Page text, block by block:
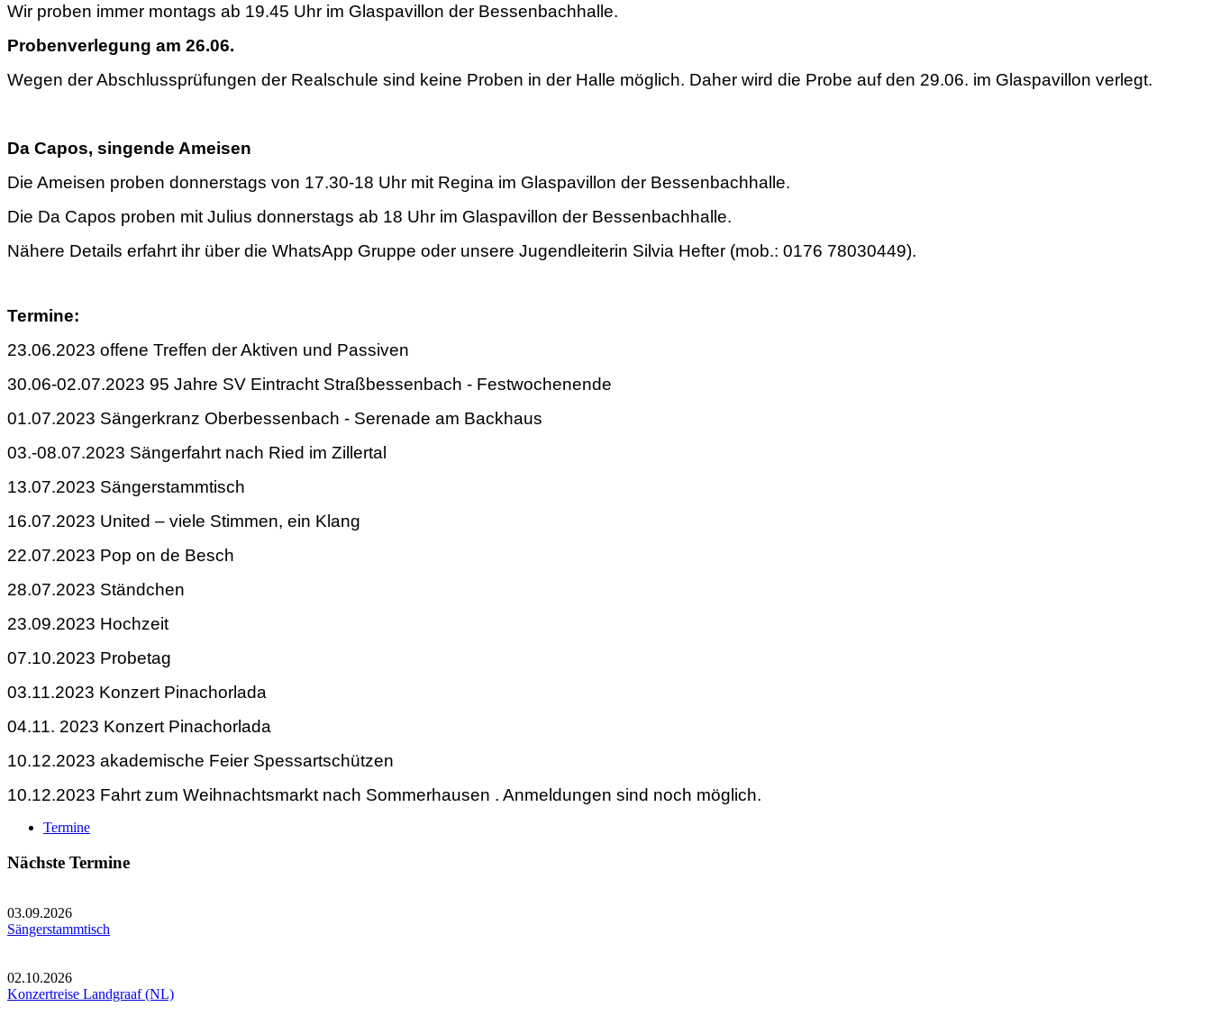
Wir proben immer montags ab 19.45 Uhr im Glaspavillon der Bessenbachhalle.
Probenverlegung am 26.06.
Wegen der Abschlussprüfungen der Realschule sind keine Proben in der Halle möglich. Daher wird die Probe auf den 29.06. im Glaspavillon verlegt.
Da Capos, singende Ameisen
Die Ameisen proben donnerstags von 17.30-18 Uhr mit Regina im Glaspavillon der Bessenbachhalle.
Die Da Capos proben mit Julius donnerstags ab 18 Uhr im Glaspavillon der Bessenbachhalle.
Nähere Details erfahrt ihr über die WhatsApp Gruppe oder unsere Jugendleiterin Silvia Hefter (mob.: 0176 78030449).
Termine:
23.06.2023 offene Treffen der Aktiven und Passiven
30.06-02.07.2023 95 Jahre SV Eintracht Straßbessenbach - Festwochenende
01.07.2023 Sängerkranz Oberbessenbach - Serenade am Backhaus
03.-08.07.2023 Sängerfahrt nach Ried im Zillertal
13.07.2023 Sängerstammtisch
16.07.2023 United – viele Stimmen, ein Klang
22.07.2023 Pop on de Besch
28.07.2023 Ständchen
23.09.2023 Hochzeit
07.10.2023 Probetag
03.11.2023 Konzert Pinachorlada
04.11. 2023 Konzert Pinachorlada
10.12.2023 akademische Feier Spessartschützen
10.12.2023 Fahrt zum Weihnachtsmarkt nach Sommerhausen . Anmeldungen sind noch möglich.
Termine
Nächste Termine
03.09.2026
Sängerstammtisch
02.10.2026
Konzertreise Landgraaf (NL)